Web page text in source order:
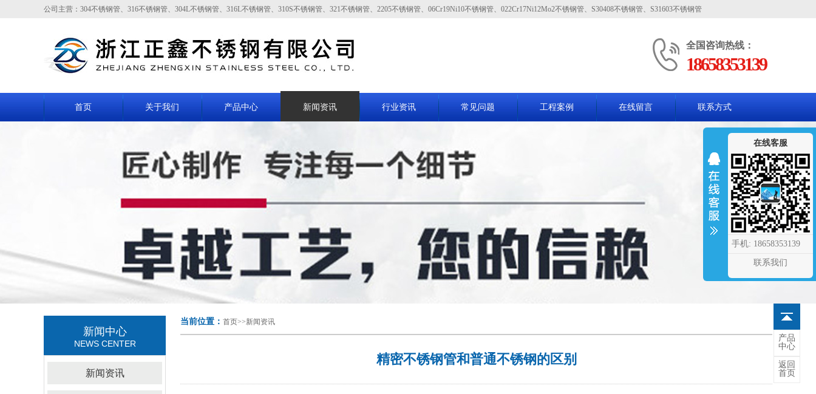
公司主营：304不锈钢管、316不锈钢管、304L不锈钢管、316L不锈钢管、310S不锈钢管、321不锈钢管、2205不锈钢管、06Cr19Ni10不锈钢管、022Cr17Ni12Mo2不锈钢管、S30408不锈钢管、S31603不锈钢管
全国咨询热线：
18658353139
首页 关于我们 产品中心 新闻资讯 行业资讯 常见问题 工程案例 在线留言 联系方式
当前位置： 首页>>新闻资讯
精密不锈钢管和普通不锈钢的区别
新闻中心
NEWS CENTER
新闻资讯
产品
中心
返回
首页
在线客服
手机: 18658353139
联系我们